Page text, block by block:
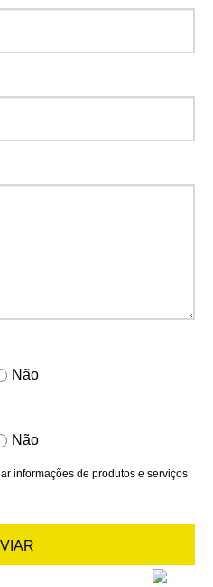
Não
Não
informações de produtos e serviços